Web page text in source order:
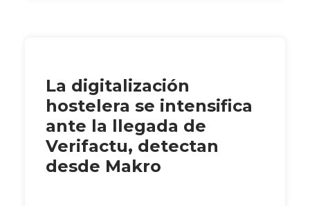
La digitalización
hostelera se intensifica
ante la llegada de
Verifactu, detectan
desde Makro